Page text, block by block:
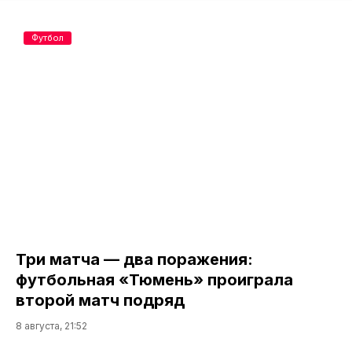
Три матча — два поражения:
футбольная «Тюмень» проиграла
второй матч подряд
8 августа, 21:52
Футбол